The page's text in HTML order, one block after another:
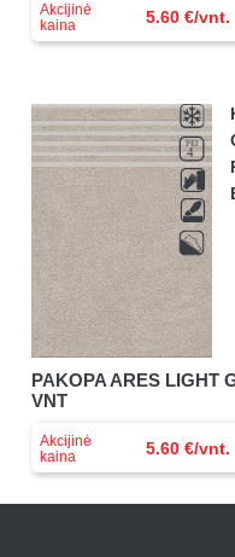
Akcijinė
kaina
5.60 €/vnt.
PAKOPA ARES LIGHT
VNT
Akcijinė
kaina
5.60 €/vnt.